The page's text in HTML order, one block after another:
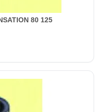
80 125